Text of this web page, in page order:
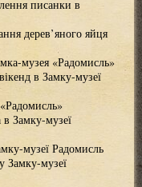
писанки в
дерев’яного яйця
музея «Радомисль»
в Замку-музеї
Замку-музеї
музеї Радомисль
Замку-музеї